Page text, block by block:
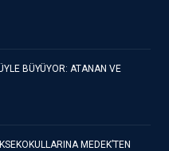
BÜYÜYOR: ATANAN VE
MEDEK’TEN